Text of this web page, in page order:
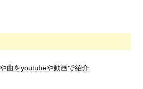
曲をyoutubeや動画で紹介